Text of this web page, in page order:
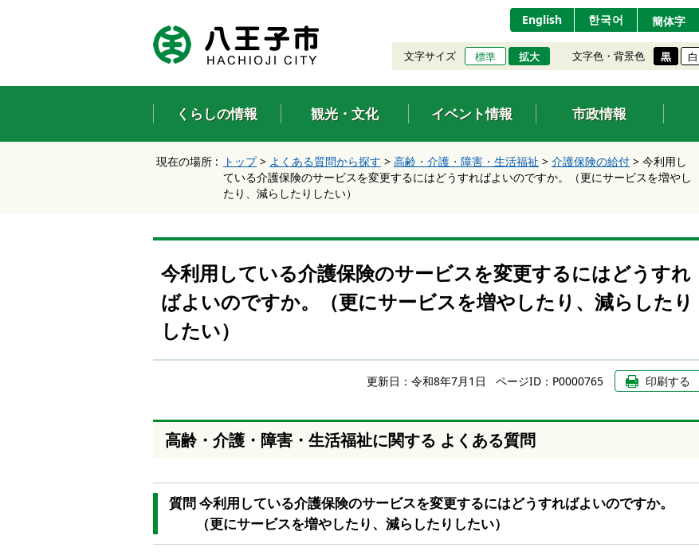
ン
タ
ー
キ
ナ
ビ
ン
ス
ッ
移
す
English 한국어 簡体字
文字サイズ 標準 拡大 文字色・背景色 黒 白
くらしの情報 観光・文化 イベント情報 市政情報
現在の場所 : トップ> よくある質問から探す > 高齢・介護・障害・生活福祉 > 介護保険の給付 > 今利用し
ている介護保険のサービスを変更するにはどうすればよいのですか。（更にサービスを増やし
たり、減らしたりしたい）
今利用している介護保険のサービスを変更するにはどうすれ
ばよいのですか。（更にサービスを増やしたり、減らしたり
したい）
更新日： 令和8年7月1日 ページID：P0000765 印刷する
高齢・介護・障害・生活福祉に関する よくある質問
質問 今利用している介護保険のサービスを変更するにはどうすればよいのですか。
（更にサービスを増やしたり、減らしたりしたい）